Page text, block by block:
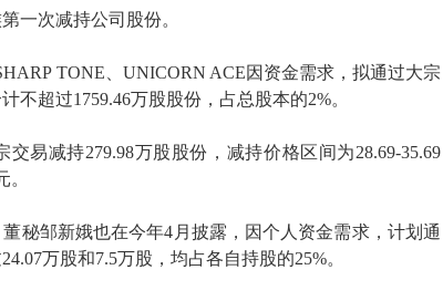
一次减持公司股份。
TONE、UNICORN ACE因资金需求，拟通过大宗
不超过1759.46万股股份，占总股本的2%。
易减持279.98万股股份，减持价格区间为28.69-35.69
秘邹新娥也在今年4月披露，因个人资金需求，计划通
万股和7.5万股，均占各自持股的25%。